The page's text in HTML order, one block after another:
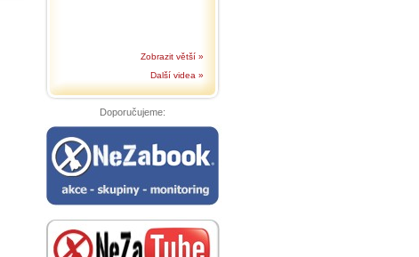
Zobrazit větší »
Další videa »
Doporučujeme: